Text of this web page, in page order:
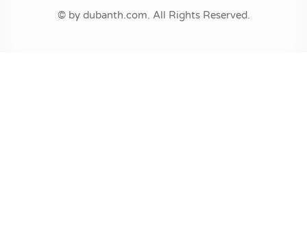
© by dubanth.com. All Rights Reserved.